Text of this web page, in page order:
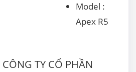
Model :
Apex R5
CÔNG TY CỔ PHẦN